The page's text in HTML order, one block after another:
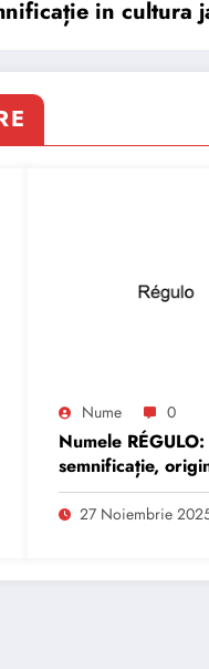
in cultura
Nume 0
Numele RÉGULO:
semnificație,
trăsături și
personalitate
27 Noiembrie